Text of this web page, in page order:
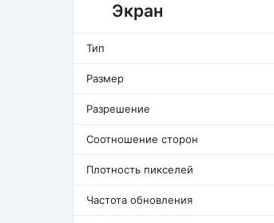
Экран
Тип
Размер
Разрешение
Соотношение сторон
Плотность пикселей
Частота обновления